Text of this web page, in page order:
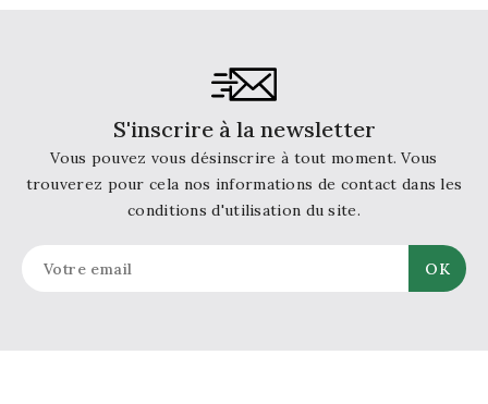
S'inscrire à la newsletter
Vous pouvez vous désinscrire à tout moment. Vous
trouverez pour cela nos informations de contact dans les
conditions d'utilisation du site.